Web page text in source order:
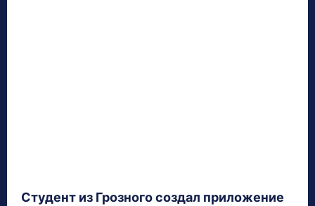
Студент из Грозного создал приложение